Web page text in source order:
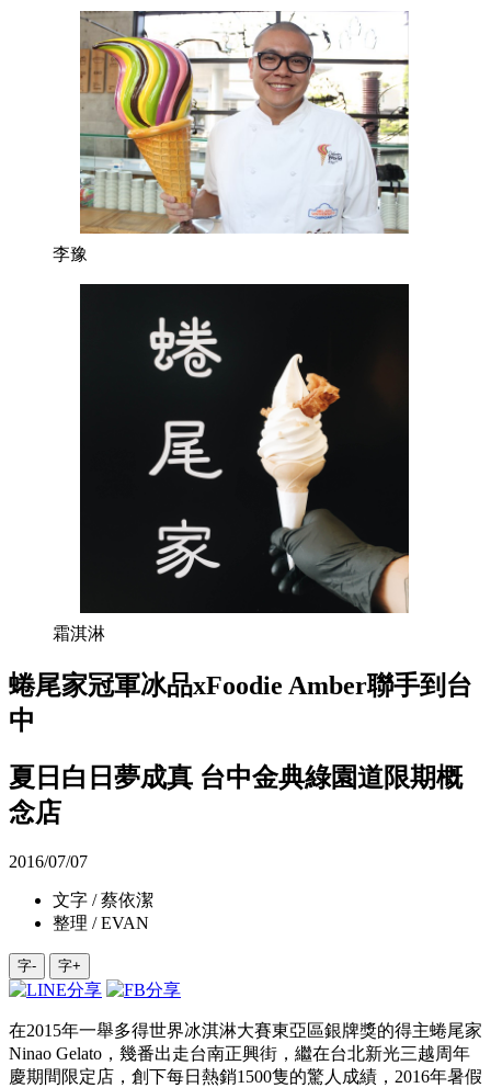
李豫
霜淇淋
蜷尾家冠軍冰品xFoodie Amber聯手到台
中
夏日白日夢成真 台中金典綠園道限期概
念店
2016/07/07
文字 / 蔡依潔
整理 / EVAN
字- 字+
在2015年一舉多得世界冰淇淋大賽東亞區銀牌獎的得主蜷尾家
Ninao Gelato，幾番出走台南正興街，繼在台北新光三越周年
慶期間限定店，創下每日熱銷1500隻的驚人成績，2016年暑假